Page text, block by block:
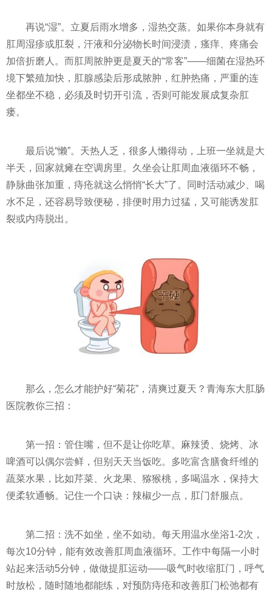
再说“湿”。立夏后雨水增多，湿热交蒸。如果你本身就有
肛周湿疹或肛裂，汗液和分泌物长时间浸渍，瘙痒、疼痛会
加倍折磨人。而肛周脓肿更是夏天的“常客”——细菌在湿热环
境下繁殖加快，肛腺感染后形成脓肿，红肿热痛，严重的连
坐都坐不稳，必须及时切开引流，否则可能发展成复杂肛
瘘。
最后说“懒”。天热人乏，很多人懒得动，上班一坐就是大
半天，回家就瘫在空调房里。久坐会让肛周血液循环不畅，
静脉曲张加重，痔疮就这么悄悄“长大”了。同时活动减少、喝
水不足，还容易导致便秘，排便时用力过猛，又可能诱发肛
裂或内痔脱出。
那么，怎么才能护好“菊花”，清爽过夏天？青海东大肛肠
医院教你三招：
第一招：管住嘴，但不是让你吃草。麻辣烫、烧烤、冰
啤酒可以偶尔尝鲜，但别天天当饭吃。多吃富含膳食纤维的
蔬菜水果，比如芹菜、火龙果、猕猴桃，多喝温水，保持大
便柔软通畅。记住一个口诀：辣椒少一点，肛门舒服点。
第二招：洗不如坐，坐不如动。每天用温水坐浴1-2次，
每次10分钟，能有效改善肛周血液循环。工作中每隔一小时
站起来活动5分钟，做做提肛运动——吸气时收缩肛门，呼气
时放松，随时随地都能练，对预防痔疮和改善肛门松弛都有